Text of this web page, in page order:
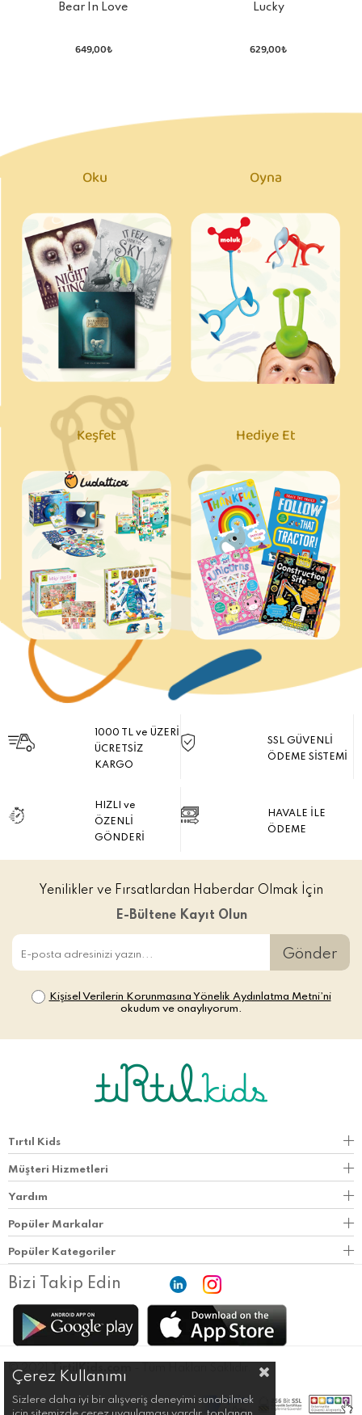
Bear In Love
649,00₺
Lucky
629,00₺
Oku Oyna
Keşfet Hediye Et
1000 TL ve ÜZERİ
ÜCRETSİZ
KARGO
SSL GÜVENLİ
ÖDEME SİSTEMİ
HIZLI ve
ÖZENLİ
GÖNDERİ
HAVALE İLE
ÖDEME
Yenilikler ve Fırsatlardan Haberdar Olmak İçin
E-Bültene Kayıt Olun
Gönder
Kişisel Verilerin Korunmasına Yönelik Aydınlatma Metni’ni
okudum ve onaylıyorum.
Tırtıl Kids
Müşteri Hizmetleri
Yardım
Popüler Markalar
Popüler Kategoriler
Bizi Takip Edin
© 2021 TirtilKids.com
Çerez Kullanımı
Sizlere daha iyi bir alışveriş deneyimi sunabilmek